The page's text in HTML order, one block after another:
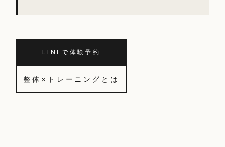
LINEで体験予約
整体×トレーニングとは